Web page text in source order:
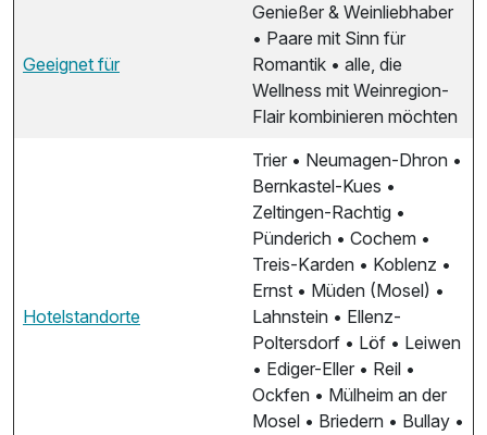
Geeignet für
Genießer & Weinliebhaber
• Paare mit Sinn für
Romantik • alle, die
Wellness mit Weinregion-
Flair kombinieren möchten
Hotelstandorte
Trier • Neumagen-Dhron •
Bernkastel-Kues •
Zeltingen-Rachtig •
Pünderich • Cochem •
Treis-Karden • Koblenz •
Ernst • Müden (Mosel) •
Lahnstein • Ellenz-
Poltersdorf • Löf • Leiwen
• Ediger-Eller • Reil •
Ockfen • Mülheim an der
Mosel • Briedern • Bullay •